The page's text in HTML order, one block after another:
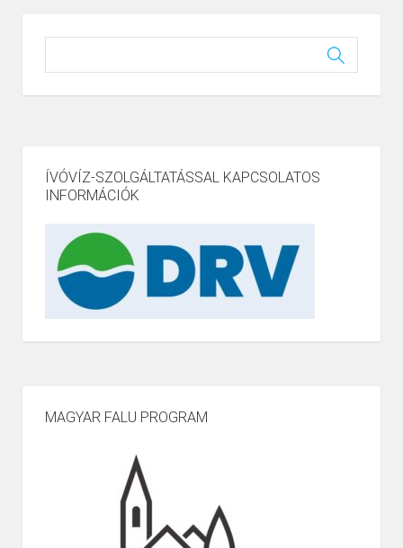
ÍVÓVÍZ-SZOLGÁLTATÁSSAL KAPCSOLATOS
INFORMÁCIÓK
MAGYAR FALU PROGRAM